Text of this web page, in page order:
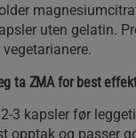
uten gelatin.
ta ZMA for best
3 kapsler før
opptak og passer